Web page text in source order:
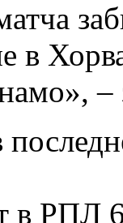
в
–
в РПЛ